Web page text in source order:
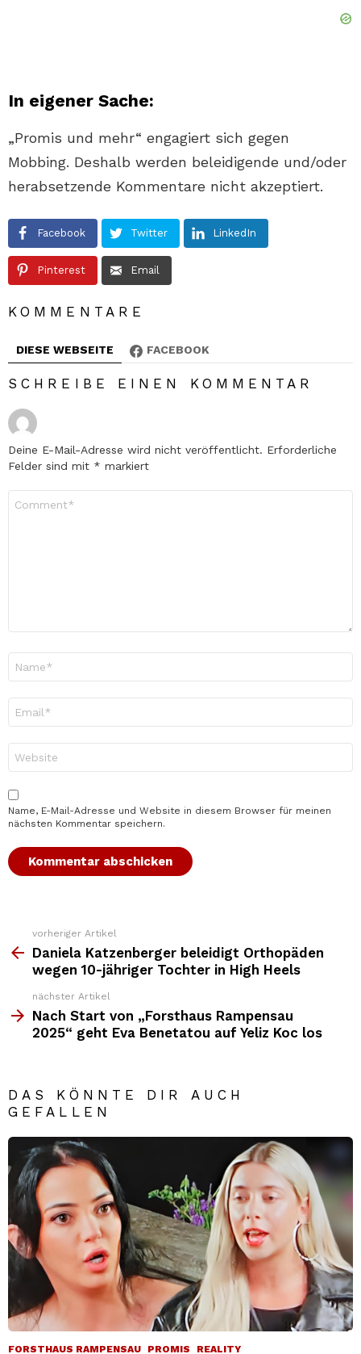
In eigener Sache:
„Promis und mehr“ engagiert sich gegen
Mobbing. Deshalb werden beleidigende und/oder
herabsetzende Kommentare nicht akzeptiert.
Facebook Twitter LinkedIn
Pinterest Email
KOMMENTARE
DIESE WEBSEITE FACEBOOK
SCHREIBE EINEN KOMMENTAR
Deine E-Mail-Adresse wird nicht veröffentlicht. Erforderliche
Felder sind mit * markiert
Mail-
Adresse
*
Name, E-Mail-Adresse und Website in diesem Browser für meinen
nächsten Kommentar speichern.
Weitere
Top
News
vorheriger Artikel
Daniela Katzenberger beleidigt Orthopäden
wegen 10-jähriger Tochter in High Heels
nächster Artikel
Nach Start von „Forsthaus Rampensau
2025“ geht Eva Benetatou auf Yeliz Koc los
DAS KÖNNTE DIR AUCH
GEFALLEN
FORSTHAUS RAMPENSAU PROMIS REALITY